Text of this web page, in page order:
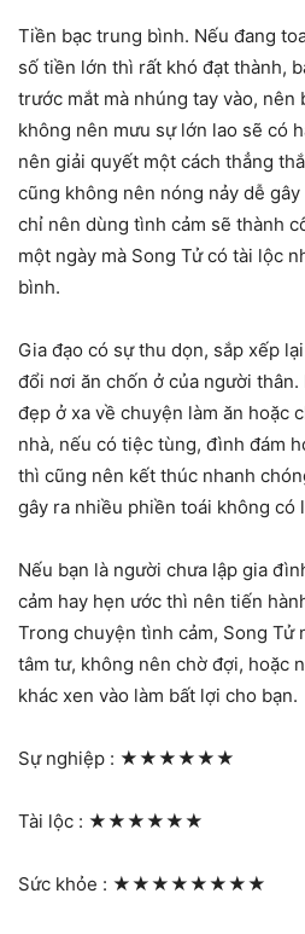
Tiền bạc trung bình. Nếu đang
số tiền lớn thì rất khó đạt thành,
trước mắt mà nhúng tay vào,
không nên mưu sự lớn lao sẽ có
nên giải quyết một cách thẳng
cũng không nên nóng nảy dễ
chỉ nên dùng tình cảm sẽ thành
một ngày mà Song Tử có tài lộc
bình.
Gia đạo có sự thu dọn, sắp xếp
đổi nơi ăn chốn ở của người
đẹp ở xa về chuyện làm ăn hoặc
nhà, nếu có tiệc tùng, đình đám
thì cũng nên kết thúc nhanh
gây ra nhiều phiền toái không có
Nếu bạn là người chưa lập gia
cảm hay hẹn ước thì nên tiến
Trong chuyện tình cảm, Song Tử
tâm tư, không nên chờ đợi, hoặc
khác xen vào làm bất lợi cho bạn.
Sự nghiệp : ★★★★★★
Tài lộc : ★★★★★★
Sức khỏe : ★★★★★★★★